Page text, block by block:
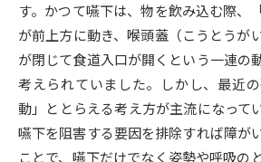
オープンキャンパス検索 実施プ
来場型・Web型イベント特集 夢ナビ
受験準備
す。かつて嚥下は、物を飲み込む際、
が前上方に動き、喉頭蓋（こうとうが
が閉じて食道入口が開くという一連の
考えられていました。しかし、最近
動」ととらえる考え方が主流になって
嚥下を阻害する要因を排除すれば障が
ことで、嚥下だけでなく姿勢や呼吸の